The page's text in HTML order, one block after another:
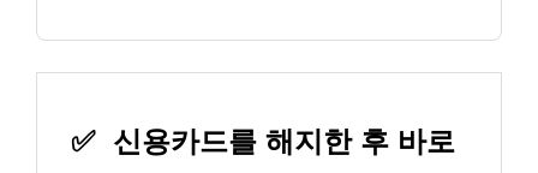
✅ 신용카드를 해지한 후 바로